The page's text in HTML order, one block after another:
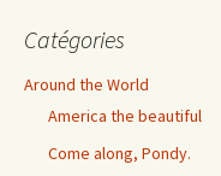
Catégories
Around the World
America the beautiful
Come along, Pondy.